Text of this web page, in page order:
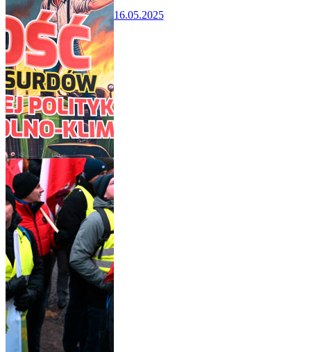
16.05.2025